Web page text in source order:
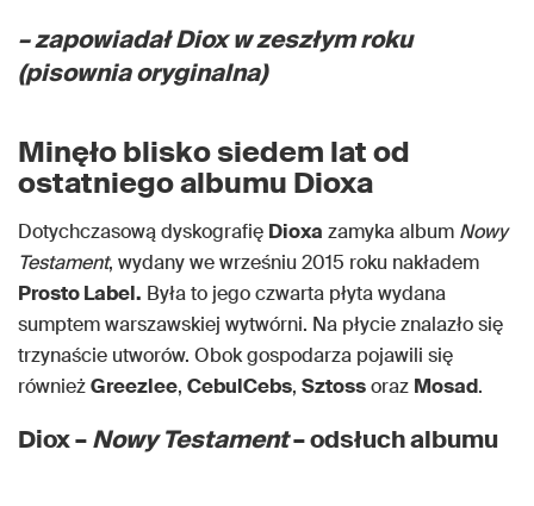
– zapowiadał Diox w zeszłym roku
(pisownia oryginalna)
Minęło blisko siedem lat od
ostatniego albumu Dioxa
Dotychczasową dyskografię Dioxa zamyka album Nowy
Testament, wydany we wrześniu 2015 roku nakładem
Prosto Label. Była to jego czwarta płyta wydana
sumptem warszawskiej wytwórni. Na płycie znalazło się
trzynaście utworów. Obok gospodarza pojawili się
równieżGreezlee, CebulCebs, Sztossoraz Mosad.
Diox –Nowy Testament– odsłuch albumu